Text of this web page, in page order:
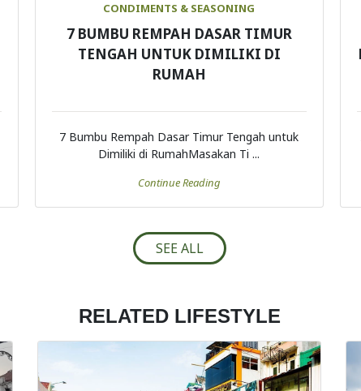
CONDIMENTS & SEASONING
7 BUMBU REMPAH DASAR TIMUR
TENGAH UNTUK DIMILIKI DI
RUMAH
7 Bumbu Rempah Dasar Timur Tengah untuk
Dimiliki di RumahMasakan Ti ...
Continue Reading
SEE ALL
RELATED LIFESTYLE